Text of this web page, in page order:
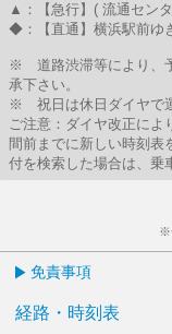
▲：【急行】( 流通セン
◆：【直通】横浜駅前ゆ
※ 道路渋滞等により、
承下さい。
※ 祝日は休日ダイヤで
ご注意：ダイヤ改正によ
間前までに新しい時刻表
付を検索した場合は、乗
※
免責事項
経路・時刻表